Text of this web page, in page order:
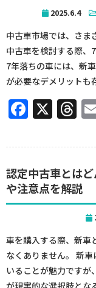
2025.6.4
中古車市場では、さま
中古車を検討する際、
7年落ちの車には、新
が必要なデメリット
X
認定中古車とは
や注意点を解説
車を購入する際、新車
なくありません。 新
いることが魅力ですが